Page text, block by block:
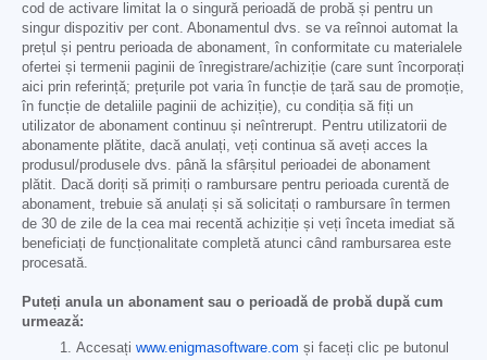
cod de activare limitat la o singură perioadă de probă și pentru un
singur dispozitiv per cont. Abonamentul dvs. se va reînnoi automat la
prețul și pentru perioada de abonament, în conformitate cu materialele
ofertei și termenii paginii de înregistrare/achiziție (care sunt încorporați
aici prin referință; prețurile pot varia în funcție de țară sau de promoție,
în funcție de detaliile paginii de achiziție), cu condiția să fiți un
utilizator de abonament continuu și neîntrerupt. Pentru utilizatorii de
abonamente plătite, dacă anulați, veți continua să aveți acces la
produsul/produsele dvs. până la sfârșitul perioadei de abonament
plătit. Dacă doriți să primiți o rambursare pentru perioada curentă de
abonament, trebuie să anulați și să solicitați o rambursare în termen
de 30 de zile de la cea mai recentă achiziție și veți înceta imediat să
beneficiați de funcționalitate completă atunci când rambursarea este
procesată.
Puteți anula un abonament sau o perioadă de probă după cum
urmează:
Accesați www.enigmasoftware.com și faceți clic pe butonul